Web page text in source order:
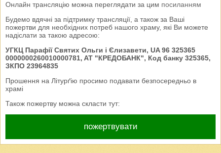
Онлайн трансляцію можна переглядати за цим посиланням
Будемо вдячні за підтримку трансляції, а також за Ваші
пожертви для необхідних потреб нашого храму, які Ви можете
надіслати за такою адресою:
УГКЦ Парафії Святих Ольги і Єлизавети, UA 96 325365
0000000260010000781, AT "КРЕДОБАНК", Код банку 325365,
ЗКПО 23964835
Прошення на Літурґію просимо подавати безпосередньо в
храмі
Також пожертву можна скласти тут:
пожертвувати